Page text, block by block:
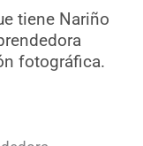
tiene Nariño
fotográfica.